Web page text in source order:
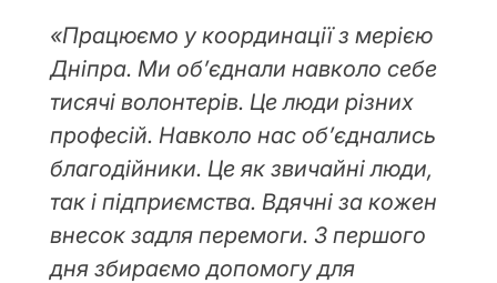
«Працюємо у координації з мерією
Дніпра. Ми об’єднали навколо себе
тисячі волонтерів. Це люди різних
професій. Навколо нас об’єднались
благодійники. Це як звичайні люди,
так і підприємства. Вдячні за кожен
внесок задля перемоги. З першого
дня збираємо допомогу для